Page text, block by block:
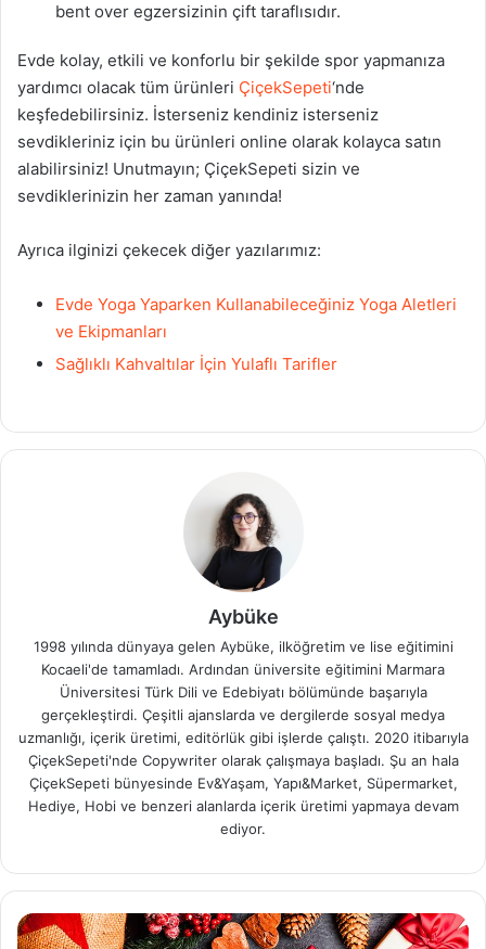
bent over egzersizinin çift taraflısıdır.
Evde kolay, etkili ve konforlu bir şekilde spor yapmanıza
yardımcı olacak tüm ürünleri ÇiçekSepeti‘nde
keşfedebilirsiniz. İsterseniz kendiniz isterseniz
sevdikleriniz için bu ürünleri online olarak kolayca satın
alabilirsiniz! Unutmayın; ÇiçekSepeti sizin ve
sevdiklerinizin her zaman yanında!
Ayrıca ilginizi çekecek diğer yazılarımız:
Evde Yoga Yaparken Kullanabileceğiniz Yoga Aletleri
ve Ekipmanları
Sağlıklı Kahvaltılar İçin Yulaflı Tarifler
Aybüke
1998 yılında dünyaya gelen Aybüke, ilköğretim ve lise eğitimini
Kocaeli'de tamamladı. Ardından üniversite eğitimini Marmara
Üniversitesi Türk Dili ve Edebiyatı bölümünde başarıyla
gerçekleştirdi. Çeşitli ajanslarda ve dergilerde sosyal medya
uzmanlığı, içerik üretimi, editörlük gibi işlerde çalıştı. 2020 itibarıyla
ÇiçekSepeti'nde Copywriter olarak çalışmaya başladı. Şu an hala
ÇiçekSepeti bünyesinde Ev&Yaşam, Yapı&Market, Süpermarket,
Hediye, Hobi ve benzeri alanlarda içerik üretimi yapmaya devam
ediyor.
Kasımda